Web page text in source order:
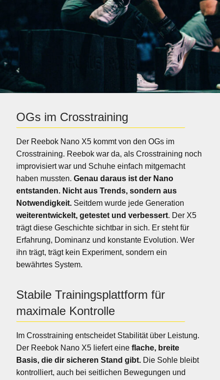
OGs im Crosstraining
Der Reebok Nano X5 kommt von den OGs im
Crosstraining. Reebok war da, als Crosstraining noch
improvisiert war und Schuhe einfach mitgemacht
haben mussten. Genau daraus ist der Nano
entstanden. Nicht aus Trends, sondern aus
Notwendigkeit.Seitdem wurde jede Generation
weiterentwickelt, getestet und verbessert. Der X5
trägt diese Geschichte sichtbar in sich. Er steht für
Erfahrung, Dominanz und konstante Evolution. Wer
ihn trägt, trägt kein Experiment, sondern ein
bewährtes System.
Stabile Trainingsplattform für
maximale Kontrolle
Im Crosstraining entscheidet Stabilität über Leistung.
Der Reebok Nano X5 liefert eine flache, breite
Basis, die dir sicheren Stand gibt.Die Sohle bleibt
kontrolliert, auch bei seitlichen Bewegungen und